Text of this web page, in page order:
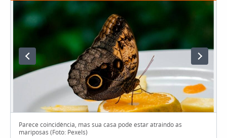
Parece coincidência, mas sua casa pode estar atraindo as
mariposas (Foto: Pexels)